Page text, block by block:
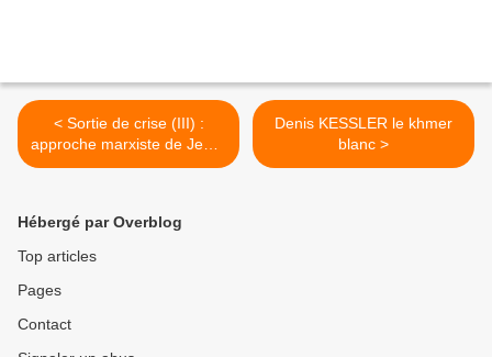
< Sortie de crise (III) :
approche marxiste de Jean-
Marie HARRIBEY
Denis KESSLER le khmer
blanc >
Hébergé par Overblog
Top articles
Pages
Contact